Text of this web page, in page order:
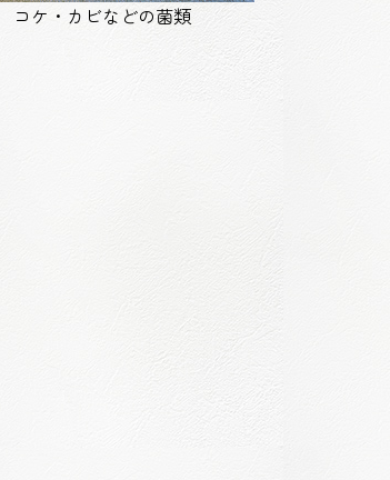
コケ・カビなどの菌類